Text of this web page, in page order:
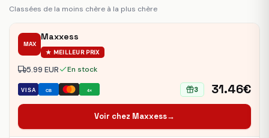
Classées de la moins chère à la plus chère
MAX
Maxxess
★ MEILLEUR PRIX
VISA CB 4×
5.99 EUR En stock
3 31.46€
Voir chez Maxxess→